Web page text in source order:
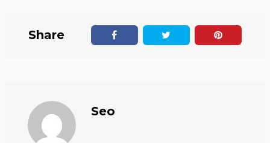
Share
Seo